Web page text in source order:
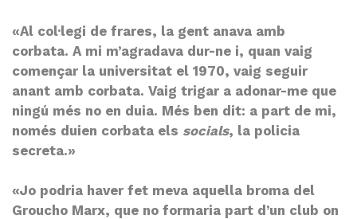
«Al col·legi de frares, la gent anava amb
corbata. A mi m’agradava dur-ne i, quan vaig
començar la universitat el 1970, vaig seguir
anant amb corbata. Vaig trigar a adonar-me que
ningú més no en duia. Més ben dit: a part de mi,
només duien corbata els socials, la policia
secreta.»
«Jo podria haver fet meva aquella broma del
Groucho Marx, que no formaria part d’un club on